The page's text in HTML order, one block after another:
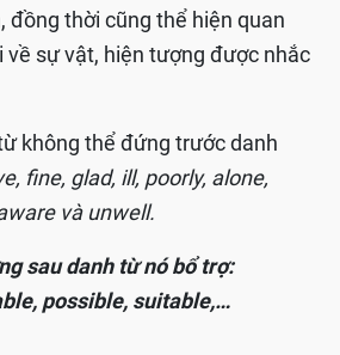
đồng thời cũng thể hiện quan
về sự vật, hiện tượng được nhắc
không thể đứng trước danh
fine, glad, ill, poorly, alone,
và unwell.
sau danh từ nó bổ trợ:
possible, suitable,…